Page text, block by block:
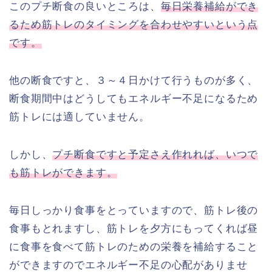
このプチ断食の良いところは、 毎日栄養補給ができ
るため筋トレのタイミングを合わせやすいという点
です。
他の断食ですと、３～４日かけて行うものが多く、
断食期間中はどうしてもエネルギー不足になるため
筋トレには適していません。
しかし、プチ断食ですと予定さえ作れれば、いつで
も筋トレができます。
毎日しっかり食事をとっていますので、筋トレ後の
食事もとれますし、筋トレを夕方にもってくれば昼
に食事を食べて筋トレのための栄養を補給すること
ができますのでエネルギー不足の心配がありませ